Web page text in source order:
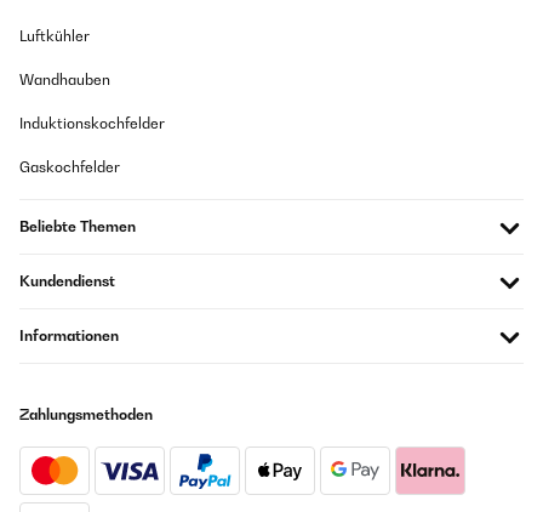
Luftkühler
Wandhauben
Induktionskochfelder
Gaskochfelder
Beliebte Themen
Kundendienst
Informationen
Zahlungsmethoden